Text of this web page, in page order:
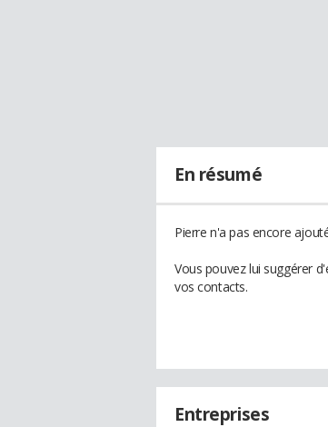
En résumé
Pierre n'a pas encore
Vous pouvez lui suggérer
vos contacts.
Entreprises